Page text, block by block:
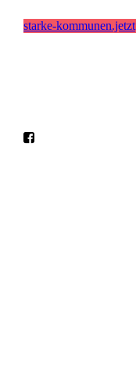
starke-kommunen.jetzt